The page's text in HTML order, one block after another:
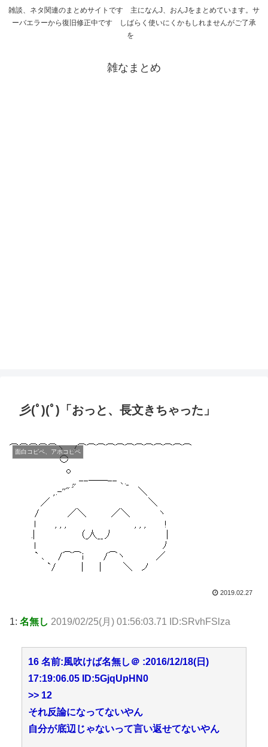
雑談、ネタ関連のまとめサイトです 主になんJ、おんJをまとめています。サ
ーバエラーから復旧修正中です しばらく使いにくかもしれませんがご了承
を
雑なまとめ
彡(ﾟ)(ﾟ)「おっと、長文きちゃった」
面白コピペ、アホコピペ
2019.02.27
1: 名無し 2019/02/25(月) 01:56:03.71 ID:SRvhFSlza
16 名前:風吹けば名無し＠ :2016/12/18(日)
17:19:06.05 ID:5GjqUpHN0
>> 12
それ反論になってないやん
自分が底辺じゃないって言い返せてないやん